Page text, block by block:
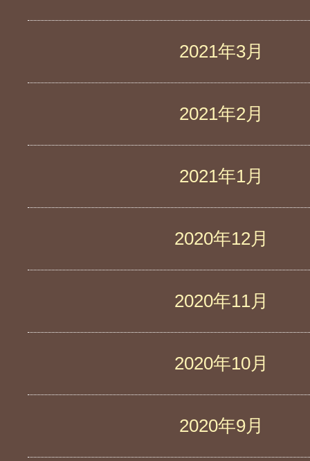
2021年3月
2021年2月
2021年1月
2020年12月
2020年11月
2020年10月
2020年9月